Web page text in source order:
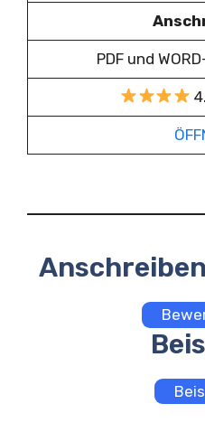
PDF und